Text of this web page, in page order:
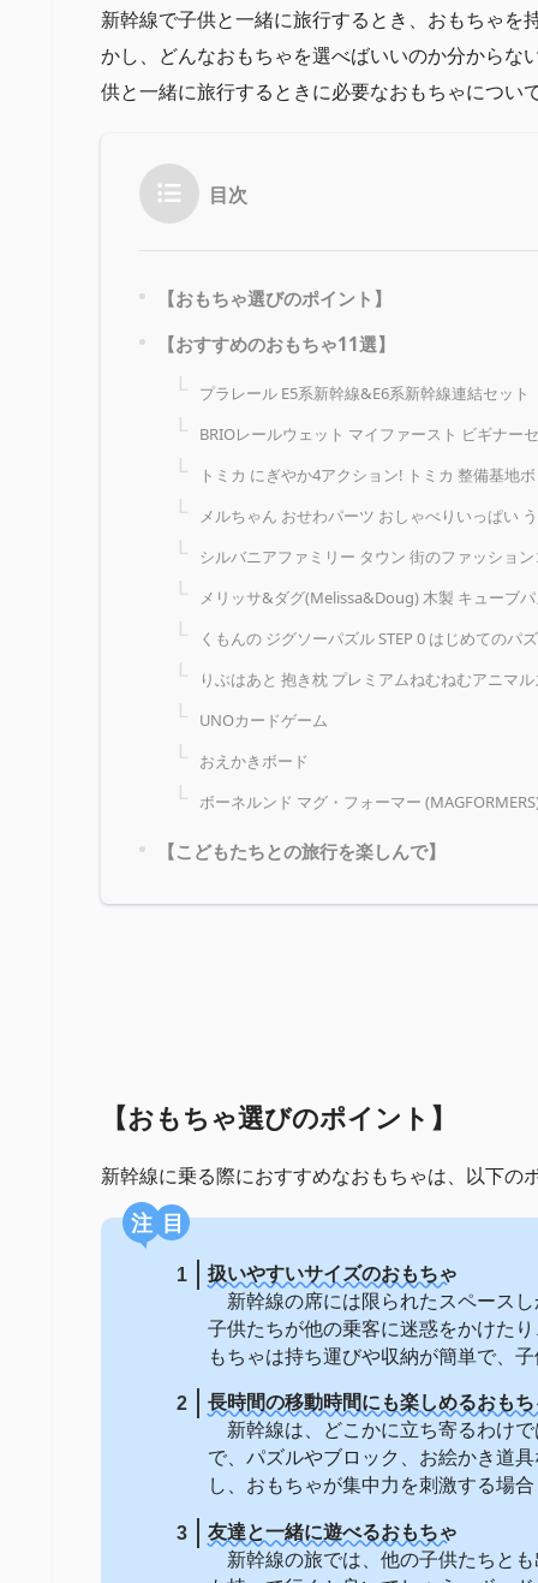
新幹線で子供と一緒に旅行するとき、おもちゃ
かし、どんなおもちゃを選べばいいのか分から
供と一緒に旅行するときに必要なおもちゃについ
目次
【おもちゃ選びのポイント】
【おすすめのおもちゃ11選】
プラレール E5系新幹線&E6系新幹線連結セット
BRIOレールウェット マイファースト ビギナー
トミカ にぎやか4アクション! トミカ 整備基地
メルちゃん おせわパーツ おしゃべりいっぱい
シルバニアファミリー タウン 街のファッショ
メリッサ&ダグ(Melissa&Doug) 木製 キューブ
くもんの ジグソーパズル STEP 0 はじめてのパ
りぶはあと 抱き枕 プレミアムねむねむアニマ
UNOカードゲーム
おえかきボード
ボーネルンド マグ・フォーマー
【こどもたちとの旅行を楽しんで】
【おもちゃ選びのポイント】
新幹線に乗る際におすすめなおもちゃは、以下の
注目
扱いやすいサイズのおもちゃ
新幹線の席には限られたスペース
子供たちが他の乗客に迷惑をかけた
もちゃは持ち運びや収納が簡単で、
長時間の移動時間にも楽しめるおも
新幹線は、どこかに立ち寄るわけ
で、パズルやブロック、お絵かき道
し、おもちゃが集中力を刺激する場
友達と一緒に遊べるおもちゃ
新幹線の旅では、他の子供たちと